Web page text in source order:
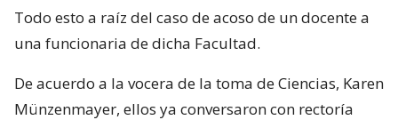
Todo esto a raíz del caso de acoso de un docente a
una funcionaria de dicha Facultad.
De acuerdo a la vocera de la toma de Ciencias, Karen
Münzenmayer, ellos ya conversaron con rectoría